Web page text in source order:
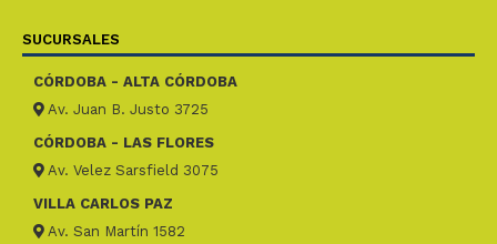
SUCURSALES
CÓRDOBA - ALTA CÓRDOBA
Av. Juan B. Justo 3725
CÓRDOBA - LAS FLORES
Av. Velez Sarsfield 3075
VILLA CARLOS PAZ
Av. San Martín 1582